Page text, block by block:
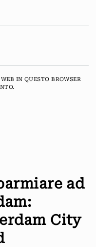
IN QUESTO BROWSER
ad
City